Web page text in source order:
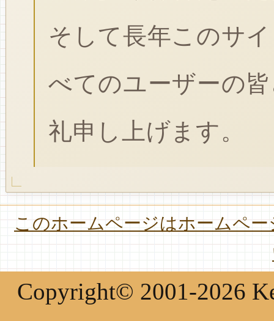
そして長年このサ
べてのユーザーの
礼申し上げます。
このホームページはホームペ
Copyright© 2001-2026